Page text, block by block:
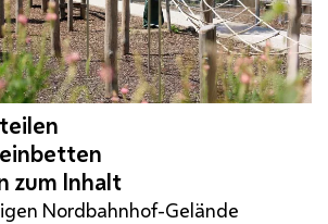
Nordbahnhof-Gelände